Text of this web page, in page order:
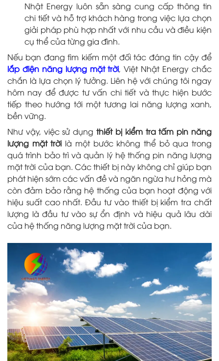
Nhật Energy luôn sẵn sàng cung cấp thông tin
chi tiết và hỗ trợ khách hàng trong việc lựa chọn
giải pháp phù hợp nhất với nhu cầu và điều kiện
cụ thể của từng gia đình.
Nếu bạn đang tìm kiếm một đối tác đáng tin cậy để
lắp điện năng lượng mặt trời, Việt Nhật Energy chắc
chắn là lựa chọn lý tưởng. Liên hệ với chúng tôi ngay
hôm nay để được tư vấn chi tiết và thực hiện bước
tiếp theo hướng tới một tương lai năng lượng xanh,
bền vững.
Như vậy, việc sử dụngthiết bị kiểm tra tấm pin năng
lượng mặt trời là một bước không thể bỏ qua trong
quá trình bảo trì và quản lý hệ thống pin năng lượng
mặt trời của bạn. Các thiết bị này không chỉ giúp bạn
phát hiện sớm các vấn đề và ngăn ngừa hư hỏng mà
còn đảm bảo rằng hệ thống của bạn hoạt động với
hiệu suất cao nhất. Đầu tư vào thiết bị kiểm tra chất
lượng là đầu tư vào sự ổn định và hiệu quả lâu dài
của hệ thống năng lượng mặt trời của bạn.